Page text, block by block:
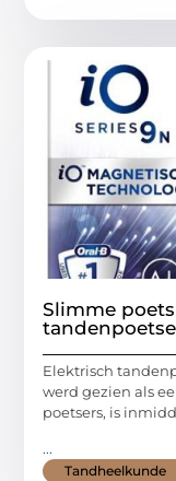
Slimme
Elektrisch
werd gezien als
poetsers, is
...
Tandheelkunde